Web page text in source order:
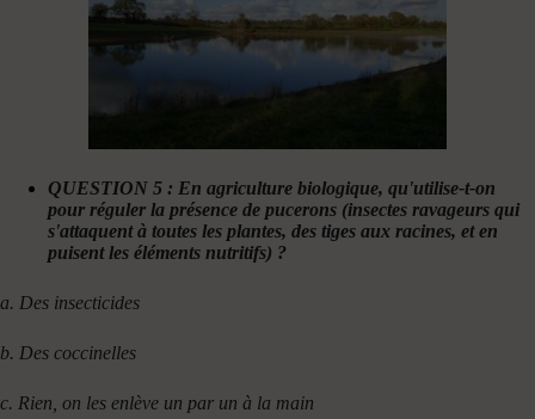
QUESTION 5 : En agriculture biologique, qu'utilise-t-on
pour réguler la présence de pucerons (insectes ravageurs qui
s'attaquent à toutes les plantes, des tiges aux racines, et en
puisent les éléments nutritifs) ?
a. Des insecticides
b. Des coccinelles
c. Rien, on les enlève un par un à la main